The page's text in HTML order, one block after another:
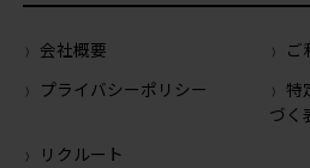
会社概要
ご
プライバシーポリシー
特
づく
リクルート